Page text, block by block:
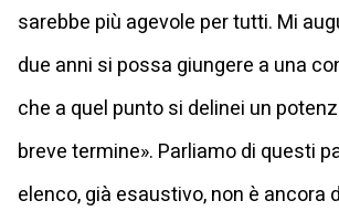
sarebbe più agevole per tutti. Mi
due anni si possa giungere a una
che a quel punto si delinei un
breve termine». Parliamo di questi
elenco, già esaustivo, non è ancora